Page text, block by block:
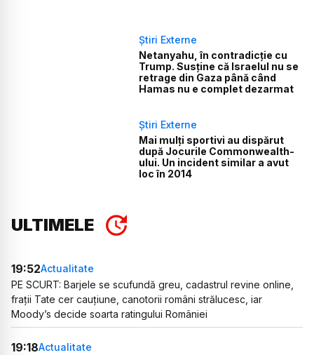
Știri Externe
Netanyahu, în contradicție cu
Trump. Susține că Israelul nu se
retrage din Gaza până când
Hamas nu e complet dezarmat
Știri Externe
Mai mulți sportivi au dispărut
după Jocurile Commonwealth-
ului. Un incident similar a avut
loc în 2014
ULTIMELE
19:52Actualitate
PE SCURT: Barjele se scufundă greu, cadastrul revine online,
frații Tate cer cauțiune, canotorii români strălucesc, iar
Moody’s decide soarta ratingului României
19:18Actualitate